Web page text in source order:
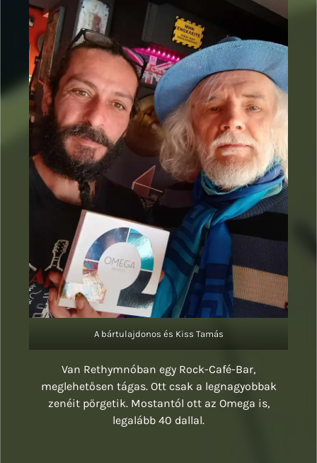
A bártulajdonos és Kiss Tamás
Van Rethymnóban egy Rock-Café-Bar,
meglehetősen tágas. Ott csak a legnagyobbak
zenéit pörgetik. Mostantól ott az Omega is,
legalább 40 dallal.